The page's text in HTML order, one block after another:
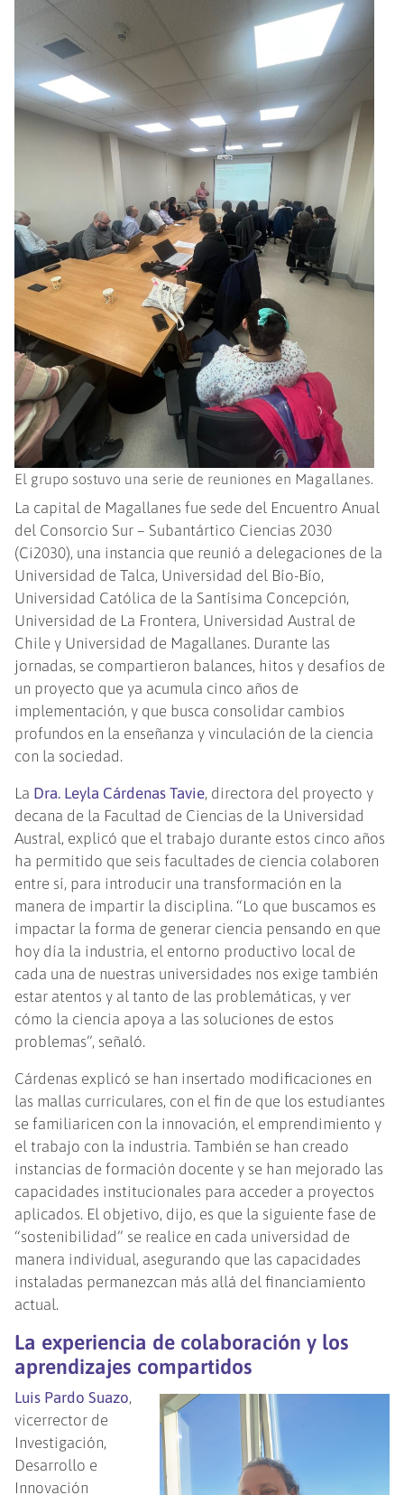
El grupo sostuvo una serie de reuniones en Magallanes.
La capital de Magallanes fue sede del Encuentro Anual
del Consorcio Sur – Subantártico Ciencias 2030
(Ci2030), una instancia que reunió a delegaciones de la
Universidad de Talca, Universidad del Bío-Bío,
Universidad Católica de la Santísima Concepción,
Universidad de La Frontera, Universidad Austral de
Chile y Universidad de Magallanes. Durante las
jornadas, se compartieron balances, hitos y desafíos de
un proyecto que ya acumula cinco años de
implementación, y que busca consolidar cambios
profundos en la enseñanza y vinculación de la ciencia
con la sociedad.
La Dra. Leyla Cárdenas Tavie, directora del proyecto y
decana de la Facultad de Ciencias de la Universidad
Austral, explicó que el trabajo durante estos cinco años
ha permitido que seis facultades de ciencia colaboren
entre sí, para introducir una transformación en la
manera de impartir la disciplina. “Lo que buscamos es
impactar la forma de generar ciencia pensando en que
hoy día la industria, el entorno productivo local de
cada una de nuestras universidades nos exige también
estar atentos y al tanto de las problemáticas, y ver
cómo la ciencia apoya a las soluciones de estos
problemas”, señaló.
Cárdenas explicó se han insertado modificaciones en
las mallas curriculares, con el fin de que los estudiantes
se familiaricen con la innovación, el emprendimiento y
el trabajo con la industria. También se han creado
instancias de formación docente y se han mejorado las
capacidades institucionales para acceder a proyectos
aplicados. El objetivo, dijo, es que la siguiente fase de
“sostenibilidad” se realice en cada universidad de
manera individual, asegurando que las capacidades
instaladas permanezcan más allá del financiamiento
actual.
La experiencia de colaboración y los
aprendizajes compartidos
Luis Pardo Suazo,
vicerrector de
Investigación,
Desarrollo e
Innovación